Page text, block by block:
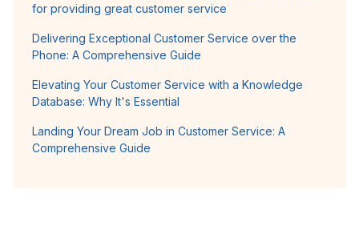
for providing great customer service
Delivering Exceptional Customer Service over the
Phone: A Comprehensive Guide
Elevating Your Customer Service with a Knowledge
Database: Why It's Essential
Landing Your Dream Job in Customer Service: A
Comprehensive Guide